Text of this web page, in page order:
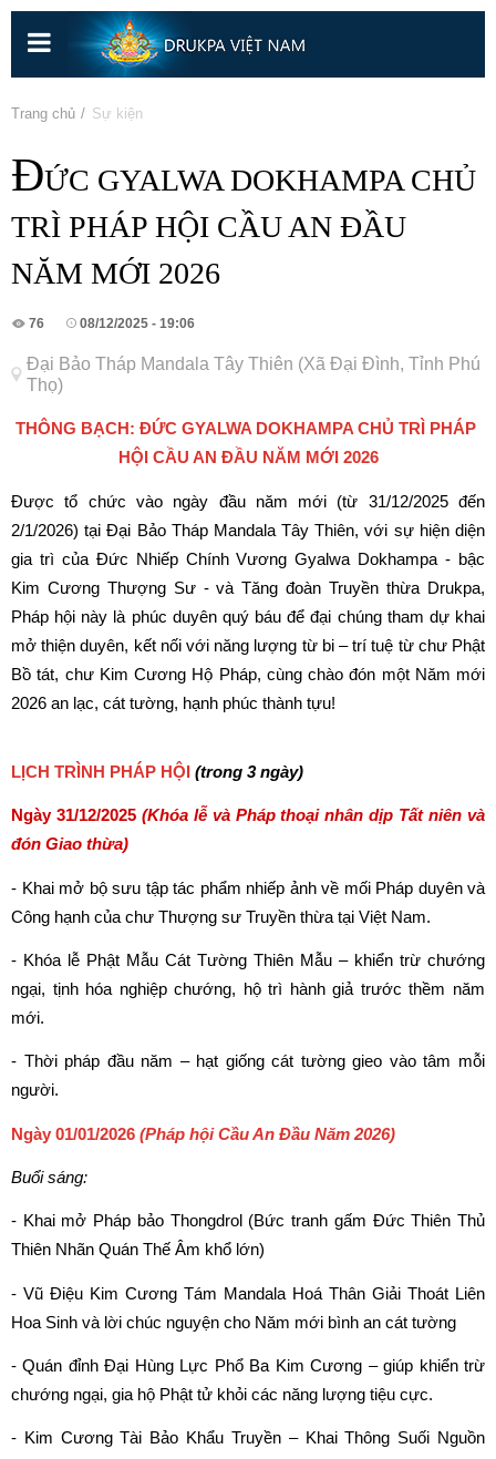
Nhảy
nội
dung
Trang chủ » Sự kiện
ĐỨC GYALWA DOKHAMPA CHỦ
TRÌ PHÁP HỘI CẦU AN ĐẦU
NĂM MỚI 2026
76 08/12/2025 - 19:06
Đại Bảo Tháp Mandala Tây Thiên (Xã Đại Đình, Tỉnh Phú
Thọ)
THÔNG BẠCH: ĐỨC GYALWA DOKHAMPA CHỦ TRÌ PHÁP
HỘI CẦU AN ĐẦU NĂM MỚI 2026
Được tổ chức vào ngày đầu năm mới (từ 31/12/2025 đến
2/1/2026) tại Đại Bảo Tháp Mandala Tây Thiên, với sự hiện diện
gia trì của Đức Nhiếp Chính Vương Gyalwa Dokhampa - bậc
Kim Cương Thượng Sư - và Tăng đoàn Truyền thừa Drukpa,
Pháp hội này là phúc duyên quý báu để đại chúng tham dự khai
mở thiện duyên, kết nối với năng lượng từ bi – trí tuệ từ chư Phật
Bồ tát, chư Kim Cương Hộ Pháp, cùng chào đón một Năm mới
2026 an lạc, cát tường, hạnh phúc thành tựu!
LỊCH TRÌNH PHÁP HỘI (trong 3 ngày)
Ngày 31/12/2025 (Khóa lễ và Pháp thoại nhân dịp Tất niên và
đón Giao thừa)
- Khai mở bộ sưu tập tác phẩm nhiếp ảnh về mối Pháp duyên và
Công hạnh của chư Thượng sư Truyền thừa tại Việt Nam.
- Khóa lễ Phật Mẫu Cát Tường Thiên Mẫu – khiển trừ chướng
ngại, tịnh hóa nghiệp chướng, hộ trì hành giả trước thềm năm
mới.
- Thời pháp đầu năm – hạt giống cát tường gieo vào tâm mỗi
người.
Ngày 01/01/2026 (Pháp hội Cầu An Đầu Năm 2026)
Buổi sáng:
- Khai mở Pháp bảo Thongdrol (Bức tranh gấm Đức Thiên Thủ
Thiên Nhãn Quán Thế Âm khổ lớn)
- Vũ Điệu Kim Cương Tám Mandala Hoá Thân Giải Thoát Liên
Hoa Sinh và lời chúc nguyện cho Năm mới bình an cát tường
- Quán đỉnh Đại Hùng Lực Phổ Ba Kim Cương – giúp khiển trừ
chướng ngại, gia hộ Phật tử khỏi các năng lượng tiệu cực.
- Kim Cương Tài Bảo Khẩu Truyền – Khai Thông Suối Nguồn